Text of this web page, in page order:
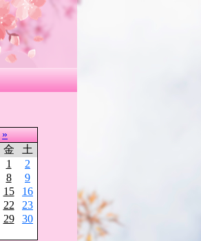
»
金
土
1
2
8
9
15
16
22
23
29
30